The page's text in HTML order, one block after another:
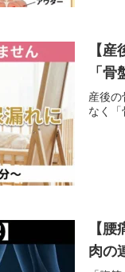
【
「
産後
なく「
【
肉の